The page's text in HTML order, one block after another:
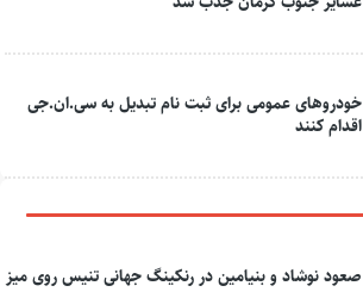
خودروهای عمومی برای ثبت نام تبدیل به سی.ان.جی
اقدام کنند
صعود نوشاد و بنیامین در رنکینگ جهانی تنیس روی میز